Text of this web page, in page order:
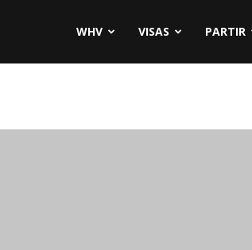
WHV VISAS PARTIR